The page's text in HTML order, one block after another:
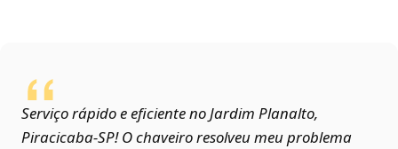
Serviço rápido e eficiente no Jardim Planalto,
Piracicaba‑SP! O chaveiro resolveu meu problema